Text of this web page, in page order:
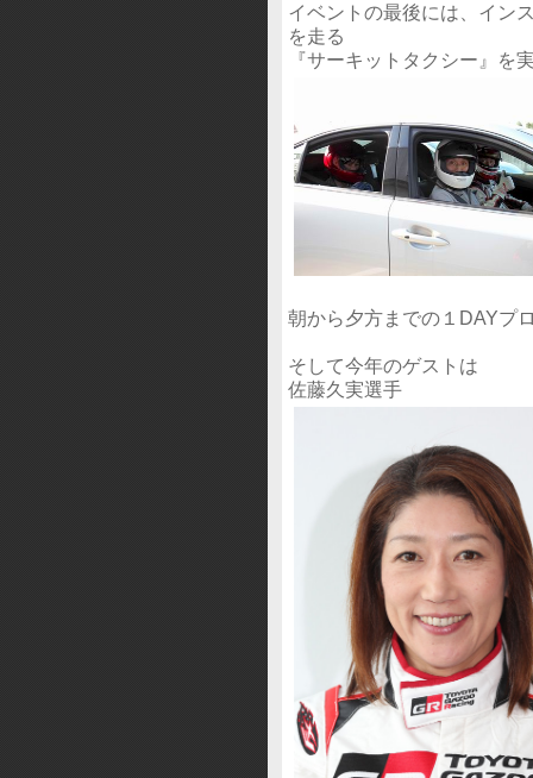
イベントの最後には、イン
を走る
『サーキットタクシー』を
朝から夕方までの１DAYプ
そして今年のゲストは
佐藤久実選手